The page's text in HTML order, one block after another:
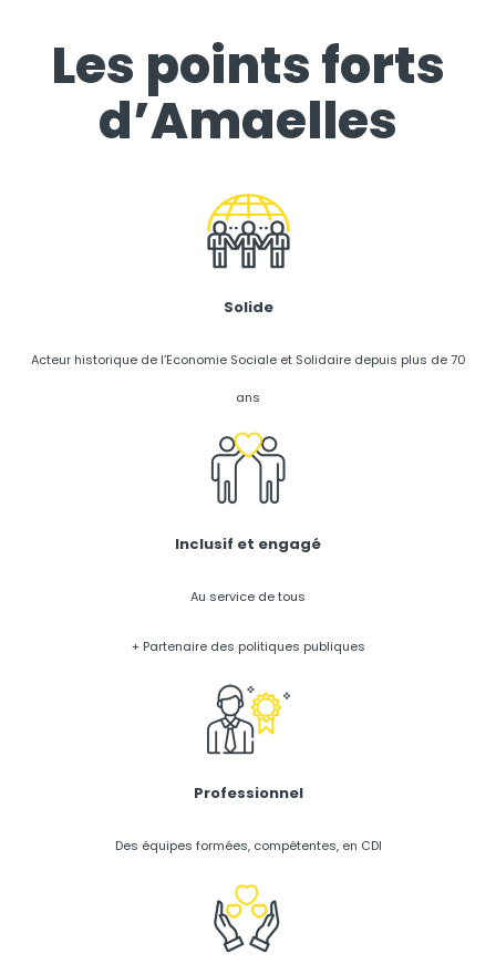
Les points forts
d’Amaelles
Solide
Acteur historique de l’Economie Sociale et Solidaire depuis plus de 70
ans
Inclusif et engagé
Au service de tous
+ Partenaire des politiques publiques
Professionnel
Des équipes formées, compétentes, en CDI